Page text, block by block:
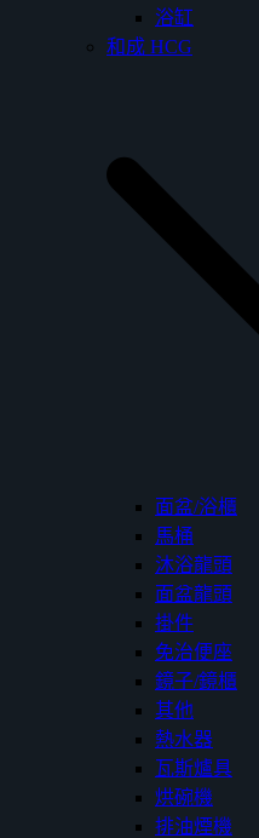
浴缸
和成 HCG
面盆/浴櫃
馬桶
沐浴龍頭
面盆龍頭
掛件
免治便座
鏡子/鏡櫃
其他
熱水器
瓦斯爐具
烘碗機
排油煙機